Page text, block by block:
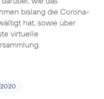
bislang die Corona-
hat, sowie über
virtuelle